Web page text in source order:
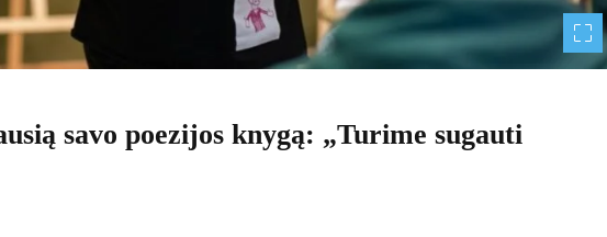
savo poezijos knygą: „Turime sugauti